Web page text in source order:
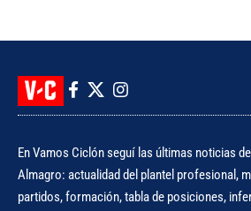
En Vamos Ciclón seguí las últimas noticias
Almagro: actualidad del plantel profesional,
partidos, formación, tabla de posiciones,